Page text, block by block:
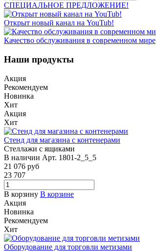
СПЕЦИАЛЬНОЕ ПРЕДЛОЖЕНИЕ!
Открыт новый канал на YouTub!
Качество обслуживания в современном мире
Наши продукты
Акция
Рекомендуем
Новинка
Хит
Акция
Хит
Стенд для магазина с контенерами
Стеллажи с ящиками
В наличии Арт. 1801-2_5_5
21 076 руб
23 707
В корзину В корзине
Акция
Новинка
Рекомендуем
Хит
Оборудование для торговли метизами